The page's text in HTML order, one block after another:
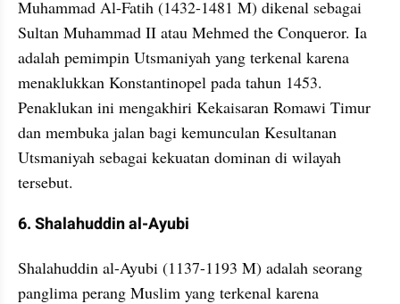
Muhammad Al-Fatih (1432-1481 M) dikenal sebagai
Sultan Muhammad II atau Mehmed the Conqueror. Ia
adalah pemimpin Utsmaniyah yang terkenal karena
menaklukkan Konstantinopel pada tahun 1453.
Penaklukan ini mengakhiri Kekaisaran Romawi Timur
dan membuka jalan bagi kemunculan Kesultanan
Utsmaniyah sebagai kekuatan dominan di wilayah
tersebut.
6. Shalahuddin al-Ayubi
Shalahuddin al-Ayubi (1137-1193 M) adalah seorang
panglima perang Muslim yang terkenal karena